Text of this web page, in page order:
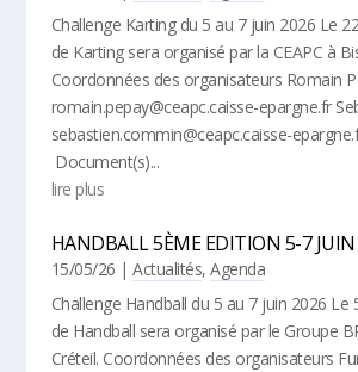
Challenge Karting du 5 au 7 juin 2026 Le
de Karting sera organisé par la CEAPC à
Coordonnées des organisateurs Romain
romain.pepay@ceapc.caisse-epargne.fr
sebastien.commin@ceapc.caisse-
Document(s)...
lire plus
HANDBALL 5ÈME EDITION 5-7
15/05/26 |Actualités,Agenda
Challenge Handball du 5 au 7 juin 2026 Le
de Handball sera organisé par le Groupe
Créteil. Coordonnées des organisateurs